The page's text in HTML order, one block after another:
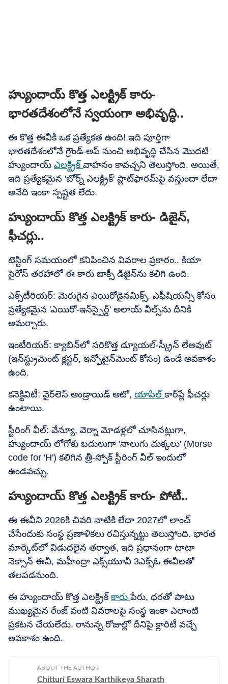
హ్యుందాయ్​ కొత్త ఎలక్ట్రిక్​ కారు-
భారతదేశంలోనే స్వయంగా అభివృద్ధి..
ఈ కొత్త ఈవీకి ఒక ప్రత్యేకత ఉంది! ఇది పూర్తిగా
భారతదేశంలోనే గ్రౌండ్-అప్ నుంచి అభివృద్ధి చేసిన మొదటి
హ్యుందాయ్ ఎలక్ట్రిక్ వాహనం కావచ్చని తెలుస్తోంది. అయితే,
ఇది ప్రత్యేకమైన 'బోర్న్ ఎలక్ట్రిక్' ప్లాట్‌ఫారమ్‌పై వస్తుందా లేదా
అనేది ఇంకా స్పష్టత లేదు.
హ్యుందాయ్​ కొత్త ఎలక్ట్రిక్​ కారు- డిజైన్,
ఫీచర్లు..
టెస్టింగ్ సమయంలో కనిపించిన వివరాల ప్రకారం.. కియా
సైరోస్​ తరహాలో ఈ కారు బాక్సీ డిజైన్‌ను కలిగి ఉంది.
ఎక్స్‌టీరియర్: మెరుగైన ఎయిరోడైనమిక్స్, ఎఫీషియన్సీ కోసం
ప్రత్యేకమైన 'ఎయిరో-ఇన్‌స్పైర్డ్' అలాయ్ వీల్స్‌ను దీనికి
అమర్చారు.
ఇంటీరియర్: క్యాబిన్‌లో సరికొత్త డ్యూయల్-స్క్రీన్ లేఅవుట్
(ఇన్‌స్ట్రుమెంట్ క్లస్టర్, ఇన్ఫోటైన్‌మెంట్ కోసం) ఉండే అవకాశం
ఉంది.
కనెక్టివిటీ: వైర్‌లెస్ ఆండ్రాయిడ్ ఆటో, యాపిల్కార్‌ప్లే ఫీచర్లు
ఉంటాయి.
స్టీరింగ్ వీల్: వేన్యూ, వెర్నా మోడళ్లలో చూసినట్లుగా,
హ్యుందాయ్ లోగోకు బదులుగా 'నాలుగు చుక్కలు' (Morse
code for 'H') కలిగిన త్రీ-స్పోక్ స్టీరింగ్ వీల్ ఇందులో
ఉండవచ్చు.
హ్యుందాయ్​ కొత్త ఎలక్ట్రిక్​ కారు- పోటీ..
ఈ ఈవీని 2026కి చివరి నాటికి లేదా 2027లో లాంచ్​
చేసేందుకు సంస్థ ప్రణాళికలు రచిస్తున్నట్టు తెలుస్తోంది. భారత
మార్కెట్​లో విడుదలైన తర్వాత, ఇది ప్రధానంగా టాటా
నెక్సాన్ ఈవీ, మహీంద్రా ఎక్స్​యూవీ 3ఎక్స్​ఓ ఈవీలతో
తలపడనుంది.
ఈ హ్యుందాయ్​ కొత్త ఎలక్ట్రిక్​ కారుపేరు, ధరతో పాటు
ముఖ్యమైన రేంజ్​ వంటి వివరాలపై సంస్థ ఇంకా ఎలాంటి
ప్రకటన చేయలేదు. రానున్న రోజుల్లో దీనిపై క్లారిటీ వచ్చే
అవకాశం ఉంది.
ABOUT THE AUTHOR
Chitturi Eswara Karthikeya Sharath